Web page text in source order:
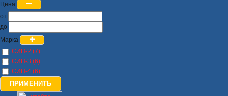
Цена
от
до
Марка
СИП-2 (7)
СИП-3 (6)
СИП-4 (6)
ПРИМЕНИТЬ